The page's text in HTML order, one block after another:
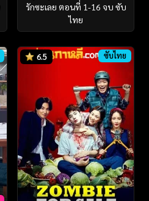
รักซะเลย ตอนที่ 1-16 จบ ซับ
ไทย
6.5 ซับไทย